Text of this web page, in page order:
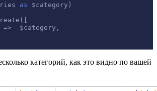
as $category)
=>  $category,
категорий, как это видно по вашей